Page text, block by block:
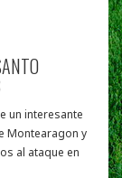
un interesante
Montearagon y
al ataque en